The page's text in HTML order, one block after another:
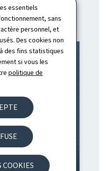
essentiels
sans
personnel, et
Des cookies non
des fins statistiques
si vous les
politique de
COOKIES
de